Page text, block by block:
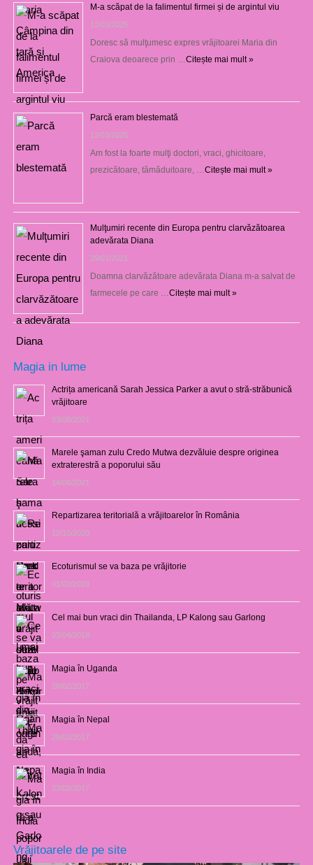
M-a scăpat de la falimentul firmei și de argintul viu
13/03/2025
Doresc să mulţumesc expres vrăjitoarei Maria din
Craiova deoarece prin … Citește mai mult »
Parcă eram blestemată
12/03/2025
Am fost la foarte mulţi doctori, vraci, ghicitoare,
prezicătoare, tămăduitoare, … Citește mai mult »
Mulţumiri recente din Europa pentru clarvăzătoarea
adevărata Diana
29/01/2021
Doamna clarvăzătoare adevărata Diana m-a salvat de
farmecele pe care … Citește mai mult »
Magia in lume
Actrița americană Sarah Jessica Parker a avut o stră-străbunică
vrăjitoare
03/08/2021
Marele şaman zulu Credo Mutwa dezvăluie despre originea
extraterestră a poporului său
14/06/2021
Repartizarea teritorială a vrăjitoarelor în România
12/10/2020
Ecoturismul se va baza pe vrăjitorie
01/02/2019
Cel mai bun vraci din Thailanda, LP Kalong sau Garlong
03/04/2018
Magia în Uganda
28/02/2017
Magia în Nepal
26/02/2017
Magia în India
23/02/2017
Vrăjitoarele de pe site